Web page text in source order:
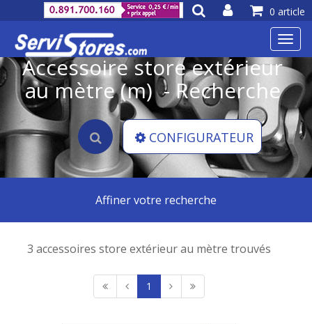
0 article
Accessoire store extérieur
au mètre (m) - Recherche
CONFIGURATEUR
Affiner votre recherche
3 accessoires store extérieur au mètre trouvés
1